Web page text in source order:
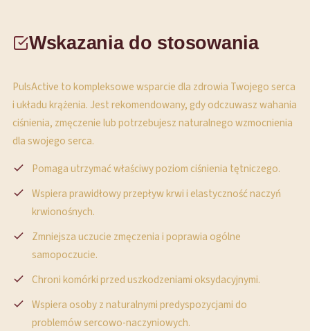
Wskazania do stosowania
PulsActive to kompleksowe wsparcie dla zdrowia Twojego serca
i układu krążenia. Jest rekomendowany, gdy odczuwasz wahania
ciśnienia, zmęczenie lub potrzebujesz naturalnego wzmocnienia
dla swojego serca.
Pomaga utrzymać właściwy poziom ciśnienia tętniczego.
Wspiera prawidłowy przepływ krwi i elastyczność naczyń
krwionośnych.
Zmniejsza uczucie zmęczenia i poprawia ogólne
samopoczucie.
Chroni komórki przed uszkodzeniami oksydacyjnymi.
Wspiera osoby z naturalnymi predyspozycjami do
problemów sercowo-naczyniowych.